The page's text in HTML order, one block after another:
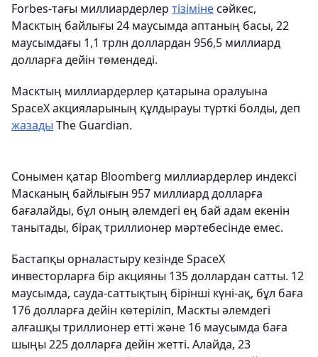
Forbes-тағы миллиардерлер тізімінесәйкес,
Масктың байлығы 24 маусымда аптаның басы, 22
маусымдағы 1,1 трлн доллардан 956,5 миллиард
долларға дейін төмендеді.
Масктың миллиардерлер қатарына оралуына
SpaceX акцияларының құлдырауы түрткі болды, деп
жазады The Guardian.
Сонымен қатар Bloomberg миллиардерлер индексі
Масканың байлығын 957 миллиард долларға
бағалайды, бұл оның әлемдегі ең бай адам екенін
танытады, бірақ триллионер мәртебесінде емес.
Бастапқы орналастыру кезінде SpaceX
инвесторларға бір акцияны 135 доллардан сатты. 12
маусымда, сауда-саттықтың бірінші күні-ақ, бұл баға
176 долларға дейін көтеріліп, Маскты әлемдегі
алғашқы триллионер етті және 16 маусымда баға
шыңы 225 долларға дейін жетті. Алайда, 23